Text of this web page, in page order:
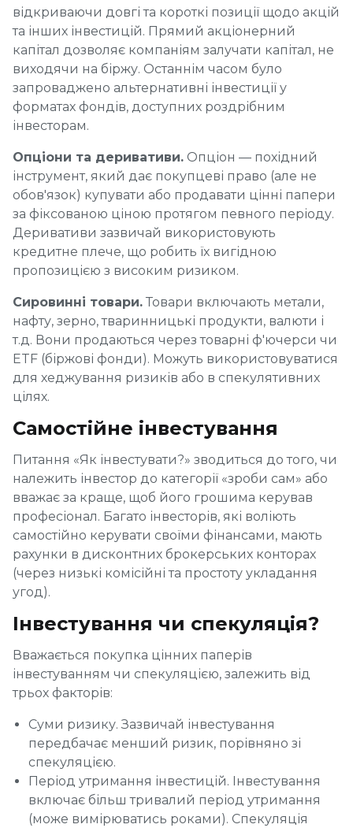
відкриваючи довгі та короткі позиції щодо акцій
та інших інвестицій. Прямий акціонерний
капітал дозволяє компаніям залучати капітал, не
виходячи на біржу. Останнім часом було
запроваджено альтернативні інвестиції у
форматах фондів, доступних роздрібним
інвесторам.
Опціони та деривативи. Опціон — похідний
інструмент, який дає покупцеві право (але не
обов'язок) купувати або продавати цінні папери
за фіксованою ціною протягом певного періоду.
Деривативи зазвичай використовують
кредитне плече, що робить їх вигідною
пропозицією з високим ризиком.
Сировинні товари. Товари включають метали,
нафту, зерно, тваринницькі продукти, валюти і
т.д. Вони продаються через товарні ф'ючерси чи
ETF (біржові фонди). Можуть використовуватися
для хеджування ризиків або в спекулятивних
цілях.
Самостійне інвестування
Питання «Як інвестувати?» зводиться до того, чи
належить інвестор до категорії «зроби сам» або
вважає за краще, щоб його грошима керував
професіонал. Багато інвесторів, які воліють
самостійно керувати своїми фінансами, мають
рахунки в дисконтних брокерських конторах
(через низькі комісійні та простоту укладання
угод).
Інвестування чи спекуляція?
Вважається покупка цінних паперів
інвестуванням чи спекуляцією, залежить від
трьох факторів:
Суми ризику. Зазвичай інвестування
передбачає менший ризик, порівняно зі
спекуляцією.
Період утримання інвестицій. Інвестування
включає більш тривалий період утримання
(може вимірюватись роками). Спекуляція